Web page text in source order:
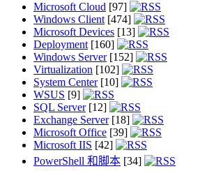
Microsoft Cloud [97]
Windows Client[474]
Microsoft Devices [13]
Deployment[160]
Windows Server[152]
Virtualization [102]
System Center[10]
WSUS [9]
SQL Server[12]
Exchange Server[18]
Microsoft Office [39]
Microsoft IIS [42]
PowerShell 和脚本 [34]